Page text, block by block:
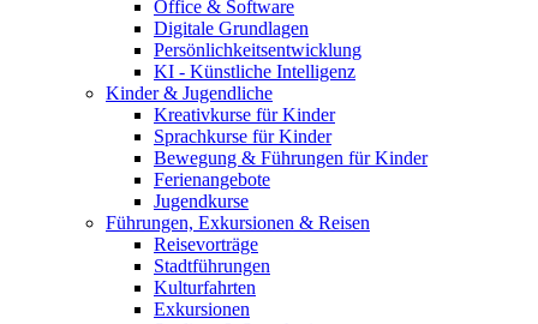
Office & Software
Digitale Grundlagen
Persönlichkeitsentwicklung
KI - Künstliche Intelligenz
Kinder & Jugendliche
Kreativkurse für Kinder
Sprachkurse für Kinder
Bewegung & Führungen für Kinder
Ferienangebote
Jugendkurse
Führungen, Exkursionen & Reisen
Reisevorträge
Stadtführungen
Kulturfahrten
Exkursionen